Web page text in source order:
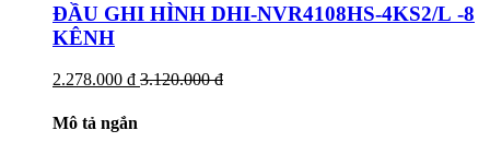
ĐẦU GHI HÌNH DHI-NVR4108HS-4KS2/L -8
KÊNH
2.278.000 đ 3.120.000 đ
Mô tả ngắn